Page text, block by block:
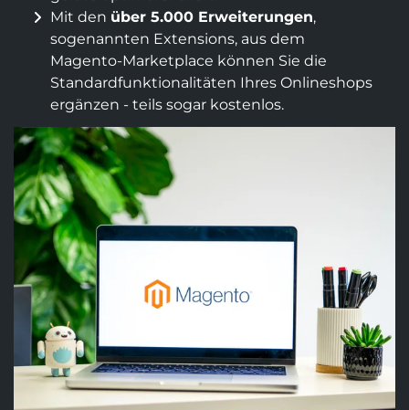
Suchmaschinen-Marketing
Serverseitiges Tracking
E-Mail-Marketing-Automation
Hosting & Betrieb
Mailservice
Mit den über 5.000 Erweiter­ungen,
sogenannten Extensions, aus dem
Magento-Market­place können Sie die
Standard­funktiona­litäten Ihres Online­shops
ergänzen - teils sogar kosten­los.